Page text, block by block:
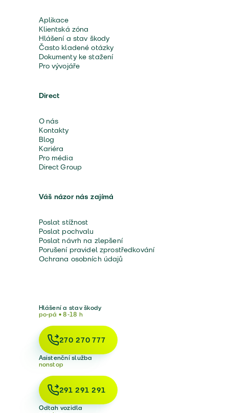
Aplikace
Klientská zóna
Hlášení a stav škody
Často kladené otázky
Dokumenty ke stažení
Pro vývojáře
Direct
O nás
Kontakty
Blog
Kariéra
Pro média
Direct Group
Váš názor nás zajímá
Poslat stížnost
Poslat pochvalu
Poslat návrh na zlepšení
Porušení pravidel zprostředkování
Ochrana osobních údajů
Hlášení a stav škody
po-pá • 8-18 h
270 270 777
Asistenční služba
nonstop
291 291 291
Odtah vozidla